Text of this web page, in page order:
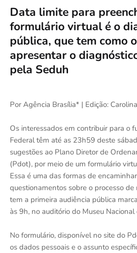
Data limite para
formulário virtual é o
pública, que tem como
apresentar o
pela Seduh
Por Agência Brasília* | Edição:
Os interessados em contribuir para o
Federal têm até as 23h59 deste
sugestões ao Plano Diretor de
(Pdot), por meio de um formulário
Essa é uma das formas de
questionamentos sobre o processo
tem a primeira audiência pública
às 9h, no auditório do Museu
No formulário, disponível no site do
os dados pessoais e o assunto